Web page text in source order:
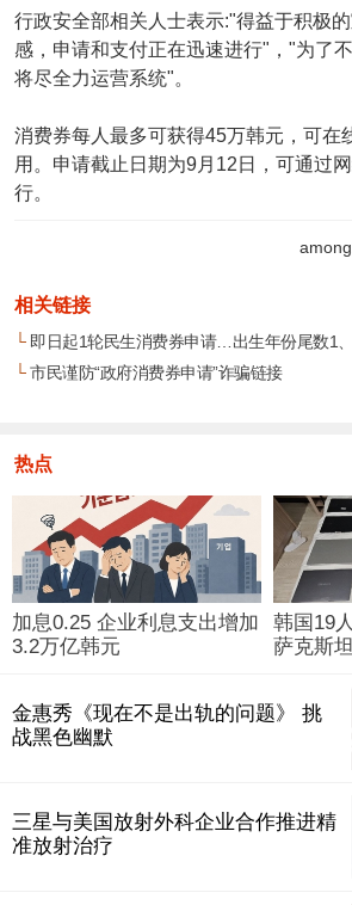
行政安全部相关人士表示:"得益于积极
感，申请和支付正在迅速进行"，"为了
将尽全力运营系统"。
消费券每人最多可获得45万韩元，可在
用。申请截止日期为9月12日，可通过
行。
相关链接
└即日起1轮民生消费券申请…出生年份尾数1
└市民谨防“政府消费券申请”诈骗链接
热点
加息0.25 企业利息支出增加
3.2万亿韩元
韩国19
萨克斯
金惠秀《现在不是出轨的问题》 挑
战黑色幽默
三星与美国放射外科企业合作推进精
准放射治疗